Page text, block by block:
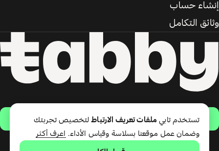
حمّل التطبيق
إنشاء حساب
وثائق التكامل
تستخدم تابي ملفات تعريف الارتباطلتخصيص تجربتك
وضمان عمل موقعنا بسلاسة وقياس الأداء.
اعرف أكثر